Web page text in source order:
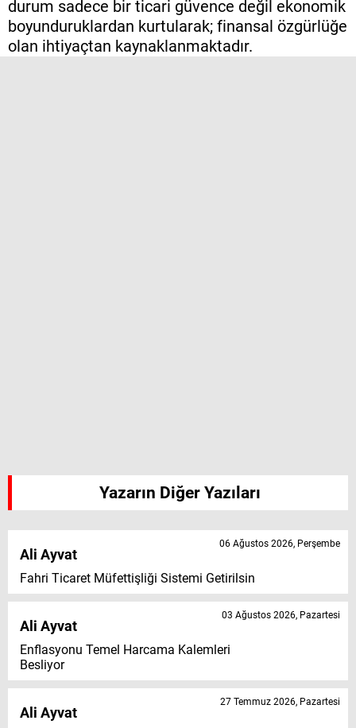
durum sadece bir ticari güvence değil ekonomik
boyunduruklardan kurtularak; finansal özgürlüğe
olan ihtiyaçtan kaynaklanmaktadır.
Yazarın Diğer Yazıları
Ali Ayvat
Fahri Ticaret Müfettişliği Sistemi Getirilsin
06 Ağustos 2026, Perşembe
Ali Ayvat
Enflasyonu Temel Harcama Kalemleri
Besliyor
03 Ağustos 2026, Pazartesi
Ali Ayvat
27 Temmuz 2026, Pazartesi